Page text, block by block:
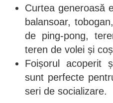
Curtea generoasă
balansoar,
de ping-pong,
teren de volei și
Foișorul acoperit
sunt perfecte
seri de socializare.